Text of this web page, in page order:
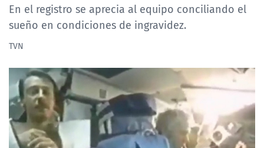
TVN VERTICAL
TVN PLAY
PROGRAMAS
TELESERIES
NTV
En el registro se aprecia al equipo conciliando el
sueño en condiciones de ingravidez.
TVN